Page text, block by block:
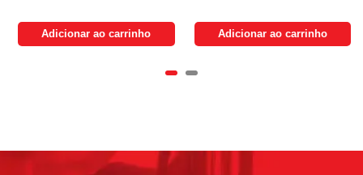
Adicionar ao carrinho Adicionar ao carrinho